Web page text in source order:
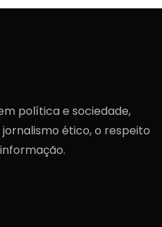
política e sociedade,
ético, o respeito